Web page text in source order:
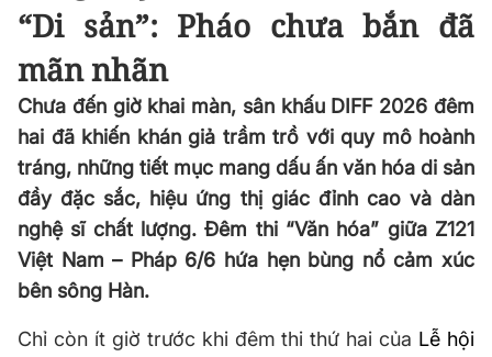
“Di sản”: Pháo chưa bắn đã
mãn nhãn
Chưa đến giờ khai màn, sân khấu DIFF 2026 đêm
hai đã khiến khán giả trầm trồ với quy mô hoành
tráng, những tiết mục mang dấu ấn văn hóa di sản
đầy đặc sắc, hiệu ứng thị giác đỉnh cao và dàn
nghệ sĩ chất lượng. Đêm thi “Văn hóa” giữa Z121
Việt Nam – Pháp 6/6 hứa hẹn bùng nổ cảm xúc
bên sông Hàn.
Chỉ còn ít giờ trước khi đêm thi thứ hai của Lễ hội